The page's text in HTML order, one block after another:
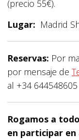
(precio 55€).
Lugar: Madrid
Reservas: Por
por mensaje de
al +34 644548605
Rogamos a
en participar